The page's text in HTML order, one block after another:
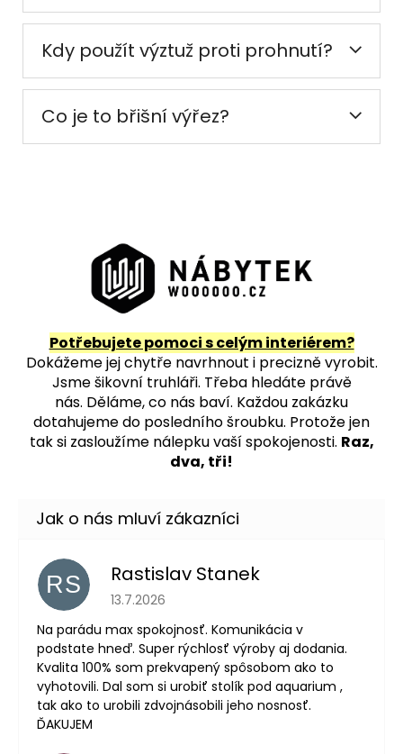
Kdy použít výztuž proti prohnutí?
Co je to břišní výřez?
Potřebujete pomoci s celým interiérem?
Dokážeme jej chytře navrhnout i precizně vyrobit.
Jsme šikovní truhláři. Třeba hledáte právě
nás. Děláme, co nás baví. Každou zakázku
dotahujeme do posledního šroubku. Protože jen
tak si zasloužíme nálepku vaší spokojenosti. Raz,
dva, tři!
RS Rastislav Stanek
Hodnocení obchodu je 5 z 5 hvězdiček.
13.7.2026
Na parádu max spokojnosť. Komunikácia v
podstate hneď. Super rýchlosť výroby aj dodania.
Kvalita 100% som prekvapený spôsobom ako to
vyhotovili. Dal som si urobiť stolík pod aquarium ,
tak ako to urobili zdvojnásobili jeho nosnosť.
ĎAKUJEM